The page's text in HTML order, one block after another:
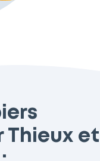
Thieux et